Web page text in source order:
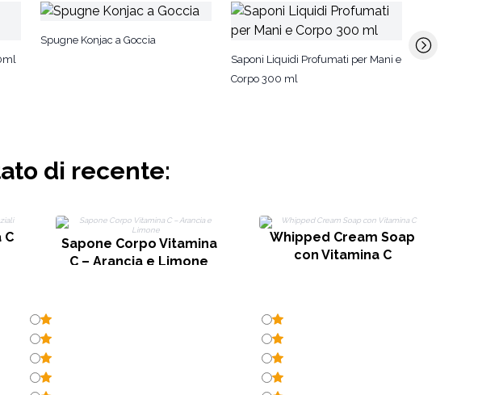
Spugne Konjac a Goccia
Saponi Liquidi Profumati per Mani e
Corpo 300 ml
di recente:
C
Sapone Corpo Vitamina
C – Arancia e Limone
Whipped Cream Soap
con Vitamina C